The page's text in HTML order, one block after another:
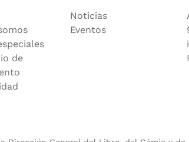
de
Noticias
Eventos